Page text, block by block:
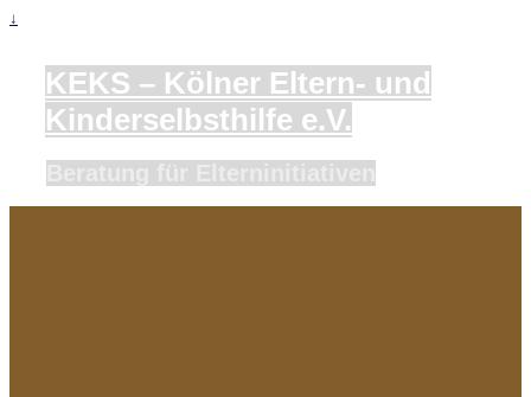
↓
KEKS – Kölner Eltern- und
Kinderselbsthilfe e.V.